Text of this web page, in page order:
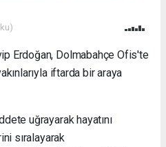
Erdoğan, Dolmabahçe Ofis'te
iftarda bir araya
uğrayarak hayatını
sıralayarak